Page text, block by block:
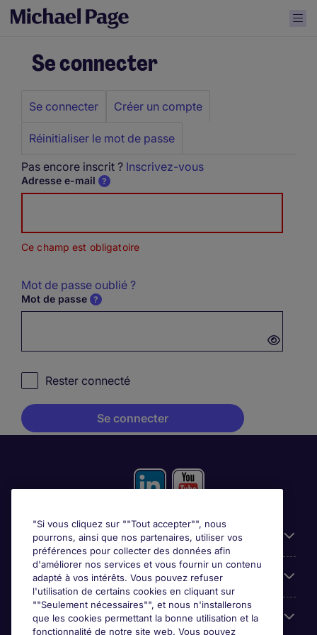
Se connecter
Primary
Se connecter Créer un compte
Réinitialiser le mot de passe
Pas encore inscrit ? Inscrivez-vous
Adresse e-mail
Ce champ est obligatoire
Mot de passe oublié ?
Mot de passe
Rester connecté
Liens utiles
Prix
Parcourir nos offres
"Si vous cliquez sur ""Tout accepter"", nous
pourrons, ainsi que nos partenaires, utiliser vos
préférences pour collecter des données afin
d'améliorer nos services et vous fournir un contenu
adapté à vos intérêts. Vous pouvez refuser
l'utilisation de certains cookies en cliquant sur
""Seulement nécessaires"", et nous n'installerons
que les cookies permettant la bonne utilisation et la
fonctionnalité de notre site web. Vous pouvez